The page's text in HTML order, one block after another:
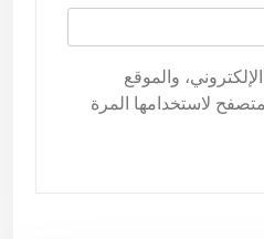
والموقع
لاستخدامها المرة